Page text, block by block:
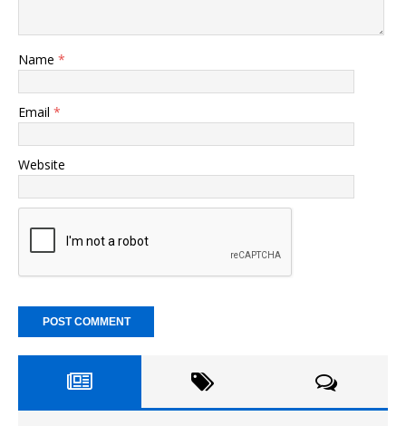
Name *
Email *
Website